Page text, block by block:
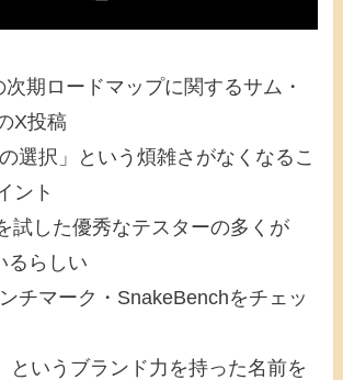
次期ロードマップに関するサム・
X投稿
選択」という煩雑さがなくなるこ
ント
試した優秀なテスターの多くが
るらしい
チマーク・SnakeBenchをチェッ
というブランド力を持った名前を